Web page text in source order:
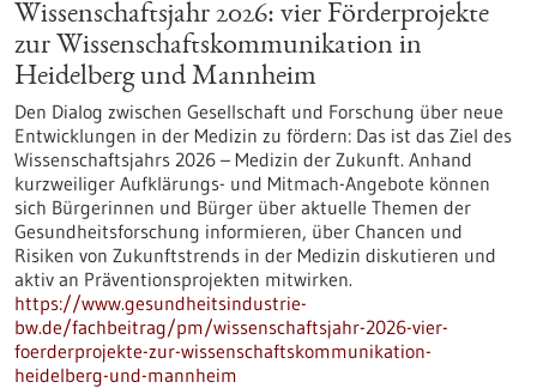
Wissenschaftsjahr 2026: vier Förderprojekte
zur Wissenschaftskommunikation in
Heidelberg und Mannheim
Den Dialog zwischen Gesellschaft und Forschung über neue
Entwicklungen in der Medizin zu fördern: Das ist das Ziel des
Wissenschaftsjahrs 2026 – Medizin der Zukunft. Anhand
kurzweiliger Aufklärungs- und Mitmach-Angebote können
sich Bürgerinnen und Bürger über aktuelle Themen der
Gesundheitsforschung informieren, über Chancen und
Risiken von Zukunftstrends in der Medizin diskutieren und
aktiv an Präventionsprojekten mitwirken.
https://www.gesundheitsindustrie-
bw.de/fachbeitrag/pm/wissenschaftsjahr-2026-vier-
foerderprojekte-zur-wissenschaftskommunikation-
heidelberg-und-mannheim